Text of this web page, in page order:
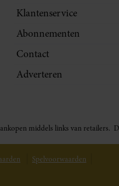
Klantenservice
Abonnementen
Contact
Adverteren
middels links van retailers.
Spelvoorwaarden